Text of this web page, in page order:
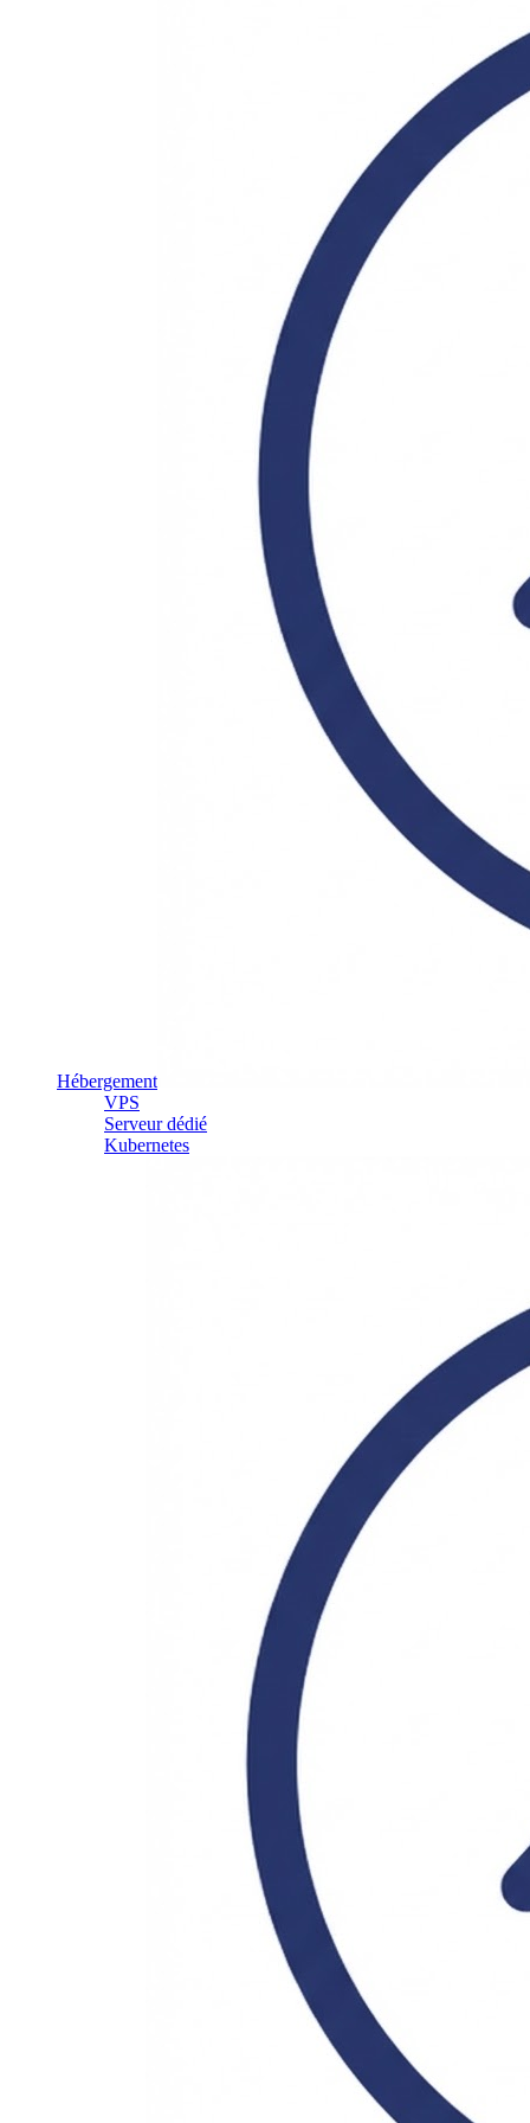
Hébergement
VPS
Serveur dédié
Kubernetes